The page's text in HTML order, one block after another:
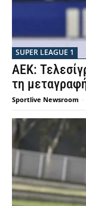
SUPER LEAGUE 1
ΑΕΚ:
τη
Sportlive Newsroom -